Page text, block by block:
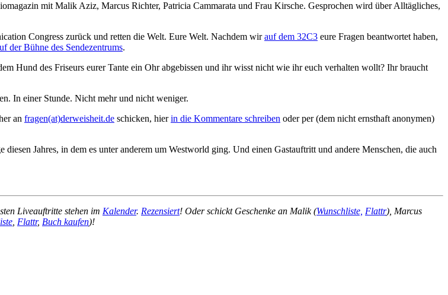
mit Malik Aziz, Marcus Richter, Patricia Cammarata und Frau Kirsche. Gesprochen wird über Alltägliches,
Congress zurück und retten die Welt. Eure Welt. Nachdem wirauf dem 32C3 eure Fragen beantwortet haben,
der Bühne des Sendezentrums.
Hund des Friseurs eurer Tante ein Ohr abgebissen und ihr wisst nicht wie ihr euch verhalten wollt? Ihr braucht
In einer Stunde. Nicht mehr und nicht weniger.
an fragen(at)derweisheit.de schicken, hierin die Kommentare schreiben oder per (dem nicht ernsthaft anonymen)
Jahres, in dem es unter anderem um Westworld ging. Und einen Gastauftritt und andere Menschen, die auch
Liveauftritte stehen im Kalender. Rezensiert! Oder schickt Geschenke an Malik (Wunschliste, Flattr), Marcus
, Flattr, Buch kaufen)!